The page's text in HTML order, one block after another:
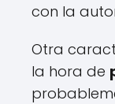
con la
Otra
la hora de